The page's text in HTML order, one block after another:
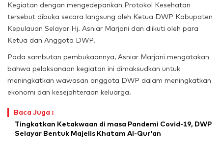
Kegiatan dengan mengedepankan Protokol Kesehatan
tersebut dibuka secara langsung oleh Ketua DWP Kabupaten
Kepulauan Selayar Hj. Asniar Marjani dan diikuti oleh para
Ketua dan Anggota DWP.
Pada sambutan pembukaannya, Asniar Marjani mengatakan
bahwa pelaksanaan kegiatan ini dimaksudkan untuk
meningkatkan wawasan anggota DWP dalam meningkatkan
ekonomi dan kesejahteraan keluarga.
Baca Juga :
Tingkatkan Ketakwaan di masa Pandemi Covid-19, DWP
Selayar Bentuk Majelis Khatam Al-Qur'an